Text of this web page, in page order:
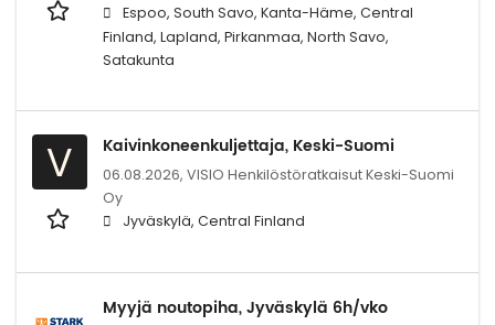
Espoo, South Savo, Kanta-Häme, Central
Finland, Lapland, Pirkanmaa, North Savo,
Satakunta
V Kaivinkoneenkuljettaja, Keski-Suomi
06.08.2026, VISIO Henkilöstöratkaisut Keski-Suomi
Oy
Jyväskylä, Central Finland
Myyjä noutopiha, Jyväskylä 6h/vko